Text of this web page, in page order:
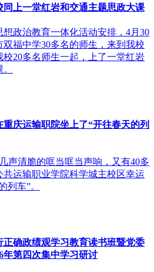
同上一堂红岩和交通主题思政大课
政治教育一体化活动安排，4月30
双福中学30多名的师生，来到我校
20多名师生一起，上了一堂红岩
重庆运输职院坐上了“开往春天的列
声清脆的哐当哐当声响，又有40多
运输职业学院科学城主校区幸运
列车”。
正确政绩观学习教育读书班暨党委
年第四次集中学习研讨